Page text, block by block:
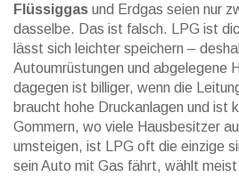
Flüssiggas und Erdgas seien nur
dasselbe. Das ist falsch. LPG ist
lässt sich leichter speichern –
Autoumrüstungen und abgelegene
dagegen ist billiger, wenn die
braucht hohe Druckanlagen und ist
Gommern, wo viele Hausbesitzer
umsteigen, ist LPG oft die einzige
sein Auto mit Gas fährt, wählt